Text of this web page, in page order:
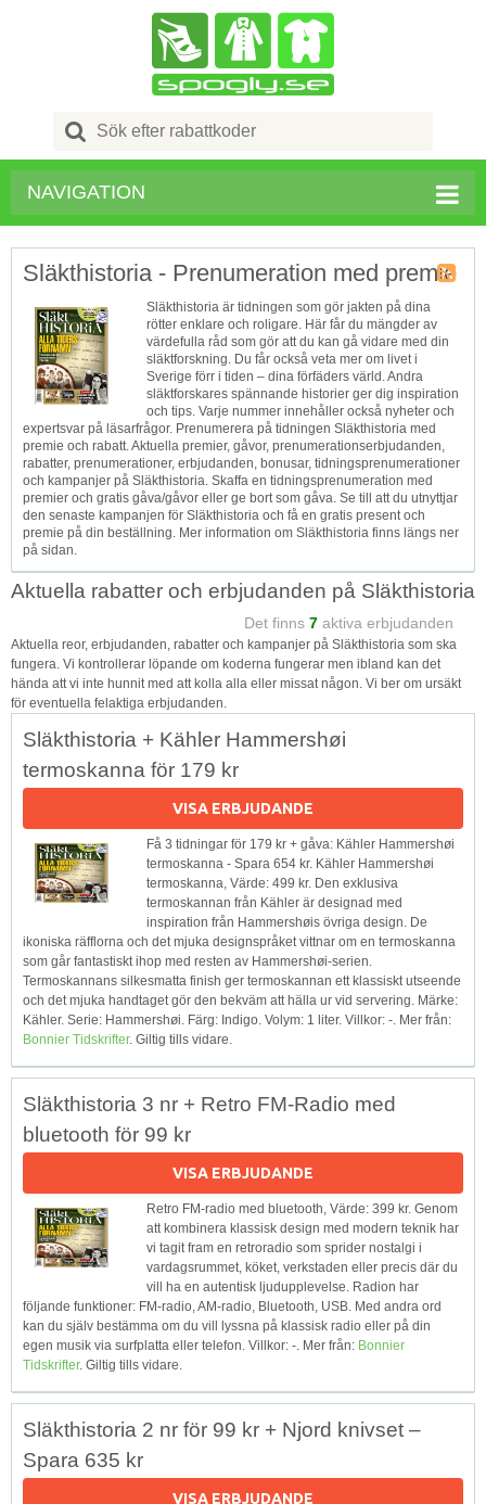
Search
for:
NAVIGATION
RSS
Släkthistoria - Prenumeration med premie
Släkthistoria är tidningen som gör jakten på dina
rötter enklare och roligare. Här får du mängder av
värdefulla råd som gör att du kan gå vidare med din
släktforskning. Du får också veta mer om livet i
Sverige förr i tiden – dina förfäders värld. Andra
släktforskares spännande historier ger dig inspiration
och tips. Varje nummer innehåller också nyheter och
expertsvar på läsarfrågor. Prenumerera på tidningen Släkthistoria med
premie och rabatt. Aktuella premier, gåvor, prenumerationserbjudanden,
rabatter, prenumerationer, erbjudanden, bonusar, tidningsprenumerationer
och kampanjer på Släkthistoria. Skaffa en tidningsprenumeration med
premier och gratis gåva/gåvor eller ge bort som gåva. Se till att du utnyttjar
den senaste kampanjen för Släkthistoria och få en gratis present och
premie på din beställning. Mer information om Släkthistoria finns längs ner
på sidan.
Aktuella rabatter och erbjudanden på Släkthistoria
Det finns 7 aktiva erbjudanden
Aktuella reor, erbjudanden, rabatter och kampanjer på Släkthistoria som ska
fungera. Vi kontrollerar löpande om koderna fungerar men ibland kan det
hända att vi inte hunnit med att kolla alla eller missat någon. Vi ber om ursäkt
för eventuella felaktiga erbjudanden.
Släkthistoria + Kähler Hammershøi
termoskanna för 179 kr
VISA ERBJUDANDE
Få 3 tidningar för 179 kr + gåva: Kähler Hammershøi
termoskanna - Spara 654 kr. Kähler Hammershøi
termoskanna, Värde: 499 kr. Den exklusiva
termoskannan från Kähler är designad med
inspiration från Hammershøis övriga design. De
ikoniska räfflorna och det mjuka designspråket vittnar om en termoskanna
som går fantastiskt ihop med resten av Hammershøi-serien.
Termoskannans silkesmatta finish ger termoskannan ett klassiskt utseende
och det mjuka handtaget gör den bekväm att hälla ur vid servering. Märke:
Kähler. Serie: Hammershøi. Färg: Indigo. Volym: 1 liter. Villkor: -. Mer från:
Bonnier Tidskrifter. Giltig tills vidare.
Släkthistoria 3 nr + Retro FM-Radio med
bluetooth för 99 kr
VISA ERBJUDANDE
Retro FM-radio med bluetooth, Värde: 399 kr. Genom
att kombinera klassisk design med modern teknik har
vi tagit fram en retroradio som sprider nostalgi i
vardagsrummet, köket, verkstaden eller precis där du
vill ha en autentisk ljudupplevelse. Radion har
följande funktioner: FM-radio, AM-radio, Bluetooth, USB. Med andra ord
kan du själv bestämma om du vill lyssna på klassisk radio eller på din
egen musik via surfplatta eller telefon. Villkor: -. Mer från: Bonnier
Tidskrifter. Giltig tills vidare.
Släkthistoria 2 nr för 99 kr + Njord knivset –
Spara 635 kr
VISA ERBJUDANDE